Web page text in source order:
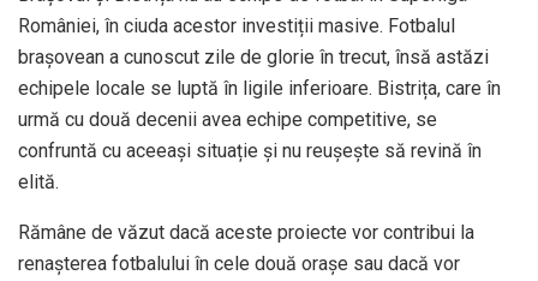
României, în ciuda acestor investiții masive. Fotbalul
brașovean a cunoscut zile de glorie în trecut, însă astăzi
echipele locale se luptă în ligile inferioare. Bistrița, care în
urmă cu două decenii avea echipe competitive, se
confruntă cu aceeași situație și nu reușește să revină în
elită.
Rămâne de văzut dacă aceste proiecte vor contribui la
renașterea fotbalului în cele două orașe sau dacă vor